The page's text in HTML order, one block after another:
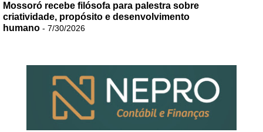
Mossoró recebe filósofa para palestra sobre
criatividade, propósito e desenvolvimento
humano - 7/30/2026